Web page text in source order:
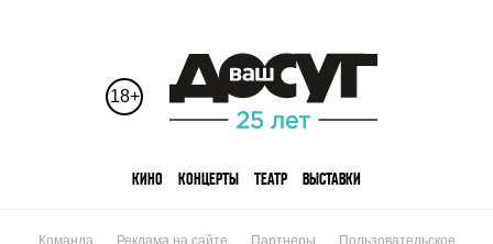
18+
КИНО КОНЦЕРТЫ ТЕАТР ВЫСТАВКИ
Команда Реклама на сайте Партнеры Пользовательское